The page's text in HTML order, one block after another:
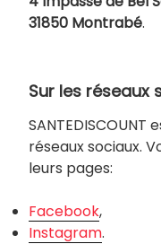
31850 Montrabé.
Sur les réseaux
réseaux sociaux.
leurs pages:
Facebook,
Instagram.